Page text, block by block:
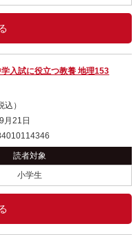
入試に役立つ教養 地理153
）
月21日
読者対象
小学生